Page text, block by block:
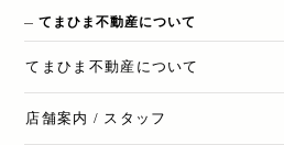
てまひま不動産について
てまひま不動産 について
店舗案内 / スタッフ